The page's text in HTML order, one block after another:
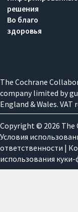
решения
Во благо
здоровья
The Cochrane
company limited by
England & Wales.
Copyright © 2026
Условия
ответственности |
использования